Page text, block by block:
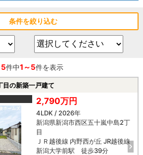
条件を絞り込む
5件中1～5件を表示
目の新築一戸建て
2,790万円
4LDK / 2026年
新潟県新潟市西区五十嵐中島2丁
目
ＪＲ越後線 内野西が丘 JR越後線
新潟大学前駅 徒歩39分